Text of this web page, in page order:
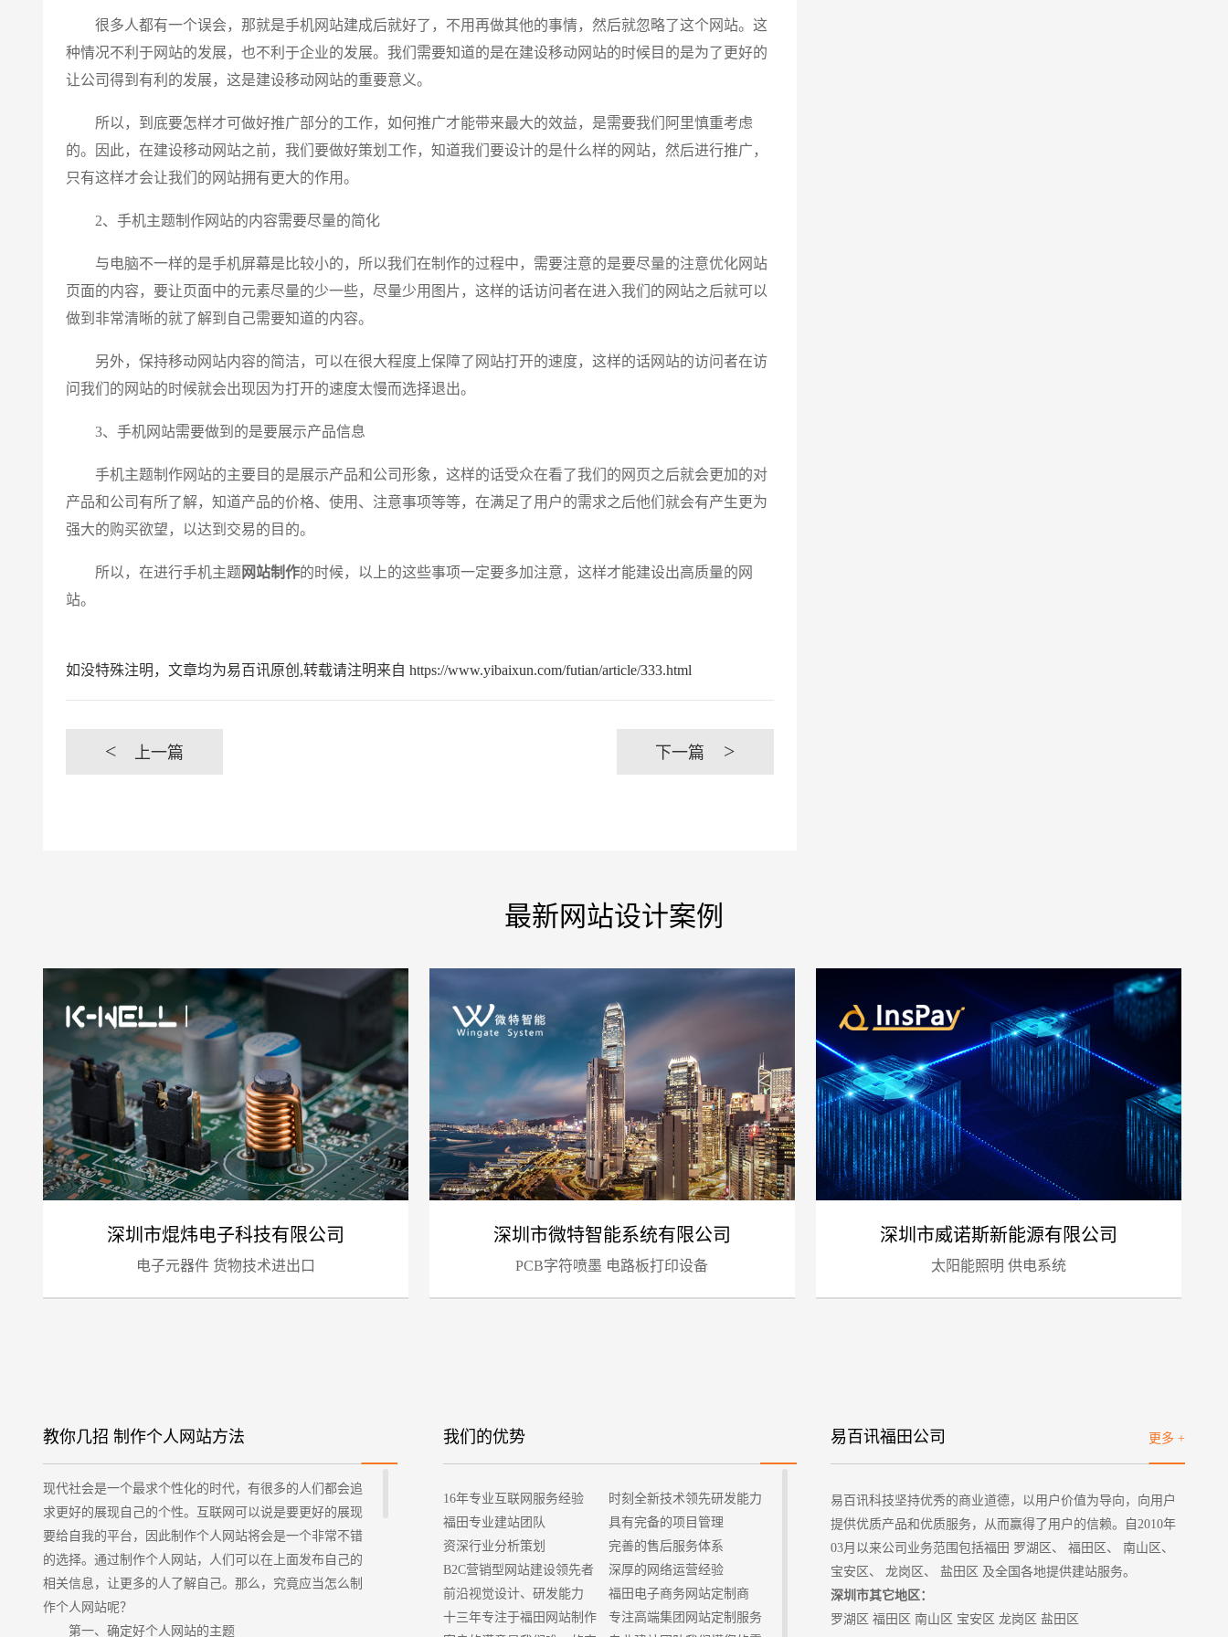
很多人都有一个误会，那就是手机网站建成后就好了，不用再做其他的事情，然后就忽略了这个网站。这
种情况不利于网站的发展，也不利于企业的发展。我们需要知道的是在建设移动网站的时候目的是为了更好的
让公司得到有利的发展，这是建设移动网站的重要意义。
所以，到底要怎样才可做好推广部分的工作，如何推广才能带来最大的效益，是需要我们阿里慎重考虑
的。因此，在建设移动网站之前，我们要做好策划工作，知道我们要设计的是什么样的网站，然后进行推广，
只有这样才会让我们的网站拥有更大的作用。
2、手机主题制作网站的内容需要尽量的简化
与电脑不一样的是手机屏幕是比较小的，所以我们在制作的过程中，需要注意的是要尽量的注意优化网站
页面的内容，要让页面中的元素尽量的少一些，尽量少用图片，这样的话访问者在进入我们的网站之后就可以
做到非常清晰的就了解到自己需要知道的内容。
另外，保持移动网站内容的简洁，可以在很大程度上保障了网站打开的速度，这样的话网站的访问者在访
问我们的网站的时候就会出现因为打开的速度太慢而选择退出。
3、手机网站需要做到的是要展示产品信息
手机主题制作网站的主要目的是展示产品和公司形象，这样的话受众在看了我们的网页之后就会更加的对
产品和公司有所了解，知道产品的价格、使用、注意事项等等，在满足了用户的需求之后他们就会有产生更为
强大的购买欲望，以达到交易的目的。
所以，在进行手机主题 网站制作的时候，以上的这些事项一定要多加注意，这样才能建设出高质量的网
站。
如没特殊注明，文章均为易百讯原创,转载请注明来自 https://www.yibaixun.com/futian/article/333.html
< 上一篇 下一篇 >
最新网站设计案例
深圳市焜炜电子科技有限公司
电子元器件 货物技术进出口
深圳市微特智能系统有限公司
PCB字符喷墨 电路板打印设备
深圳市威诺斯新能源有限公司
太阳能照明 供电系统
教你几招 制作个人网站方法
现代社会是一个最求个性化的时代，有很多的人们都会追
求更好的展现自己的个性。互联网可以说是要更好的展现
要给自我的平台，因此制作个人网站将会是一个非常不错
的选择。通过制作个人网站，人们可以在上面发布自己的
相关信息，让更多的人了解自己。那么，究竟应当怎么制
作个人网站呢？
第一、确定好个人网站的主题
我们的优势
16年专业互联网服务经验
福田专业建站团队
资深行业分析策划
B2C营销型网站建设领先者
前沿视觉设计、研发能力
十三年专注于福田网站制作
时刻全新技术领先研发能力
具有完备的项目管理
完善的售后服务体系
深厚的网络运营经验
福田电子商务网站定制商
专注高端集团网站定制服务
更多 +
易百讯福田公司
易百讯科技坚持优秀的商业道德，以用户价值为导向，向用户
提供优质产品和优质服务，从而赢得了用户的信赖。自2010年
03月以来公司业务范围包括福田 罗湖区、 福田区、 南山区、
宝安区、 龙岗区、 盐田区 及全国各地提供建站服务。
深圳市其它地区：
罗湖区 福田区 南山区 宝安区 龙岗区 盐田区
您的预算 1万-3万 3万-5万 8万以上